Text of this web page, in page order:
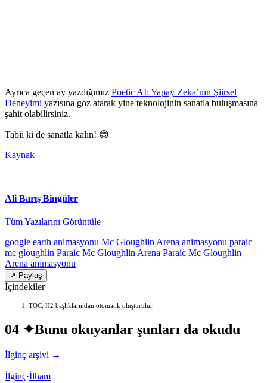
Ayrıca geçen ay yazdığımız Poetic AI: Yapay Zeka’nın Şiirsel
Deneyimi yazısına göz atarak yine teknolojinin sanatla buluşmasına
şahit olabilirsiniz.
Tabii ki de sanatla kalın! 😊
Kaynak
Ali Barış Bingüler
Tüm Yazılarını Görüntüle
google earth animasyonu Mc Gloughlin Arena animasyonu paraic
mc gloughlin Paraic Mc Gloughlin Arena Paraic Mc Gloughlin
Arena animasyonu
↗ Paylaş
İçindekiler
TOC, H2 başlıklarından otomatik oluşturulur.
04 ✦Bunu okuyanlar şunları da okudu
İlginç arşivi →
İlginç·İlham